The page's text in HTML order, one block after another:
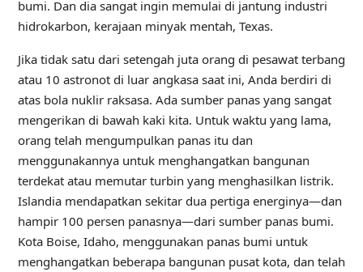
bumi. Dan dia sangat ingin memulai di jantung industri
hidrokarbon, kerajaan minyak mentah, Texas.
Jika tidaksatu dari setengah juta orang di pesawat terbang
atau 10 astronot di luar angkasa saat ini, Anda berdiri di
atas bola nuklir raksasa. Ada sumber panas yang sangat
mengerikan di bawah kaki kita. Untuk waktu yang lama,
orang telah mengumpulkan panas itu dan
menggunakannya untuk menghangatkan bangunan
terdekat atau memutar turbin yang menghasilkan listrik.
Islandia mendapatkan sekitar dua pertiga energinya—dan
hampir 100 persen panasnya—dari sumber panas bumi.
Kota Boise, Idaho, menggunakan panas bumi untuk
menghangatkan beberapa bangunan pusat kota, dan telah